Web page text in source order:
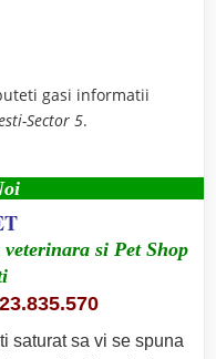
gasi informatii
Sector 5.
si Pet Shop
saturat sa vi se spuna